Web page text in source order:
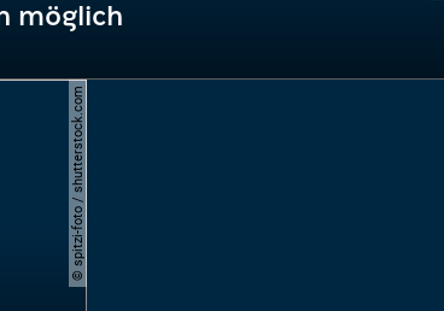
möglich
© spitzi-foto / shutterstock.com